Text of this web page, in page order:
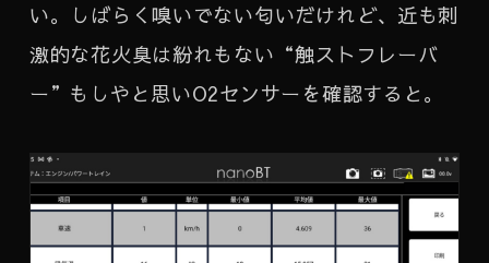
い。しばらく嗅いでない匂いだけれど、近も刺
激的な花火臭は紛れもない“触ストフレーバ
ー”もしやと思いO2センサーを確認すると。